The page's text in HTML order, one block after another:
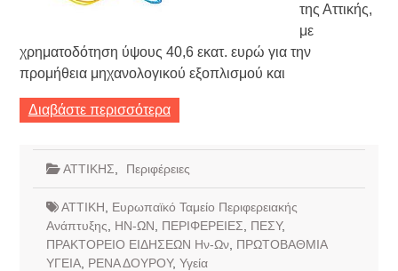
της Αττικής,
με
χρηματοδότηση ύψους 40,6 εκατ. ευρώ για την
προμήθεια μηχανολογικού εξοπλισμού και
Διαβάστε περισσότερα
ΑΤΤΙΚΗΣ Περιφέρειες
ΑΤΤΙΚΗ
Ευρωπαϊκό Ταμείο Περιφερειακής
Ανάπτυξης
ΗΝ-ΩΝ ΠΕΡΙΦΕΡΕΙΕΣ ΠΕΣΥ,
ΠΡΑΚΤΟΡΕΙΟ ΕΙΔΗΣΕΩΝ Ην-Ων, ΠΡΩΤΟΒΑΘΜΙΑ
ΥΓΕΙΑ, ΡΕΝΑ ΔΟΥΡΟΥ, Υγεία